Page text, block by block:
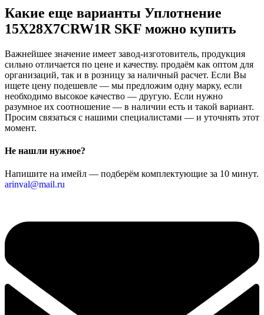
Какие еще варианты Уплотнение
15X28X7CRW1R SKF можно купить
Важнейшее значение имеет завод-изготовитель, продукция
сильно отличается по цене и качеству. продаём как оптом для
организаций, так и в розницу за наличный расчет. Если Вы
ищете цену подешевле — мы предложим одну марку, если
необходимо высокое качество — другую. Если нужно
разумное их соотношение — в наличии есть и такой вариант.
Просим связаться с нашими специалистами — и уточнять этот
момент.
Не нашли нужное?
Напишите на имейл — подберём комплектующие за 10 минут.
arinval@mail.ru